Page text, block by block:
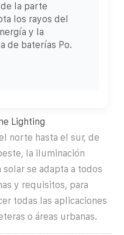
la parte
los rayos del
y la
de baterías Po.
Lighting
norte hasta el sur, de
la iluminación
solar se adapta a todos
y requisitos, para
todas las aplicaciones
o áreas urbanas.